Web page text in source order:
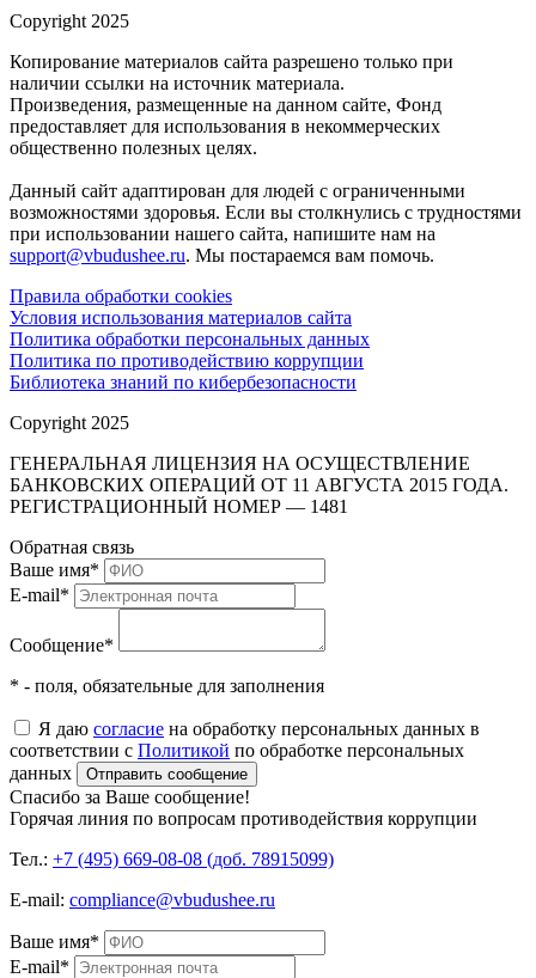
Copyright 2025
Копирование материалов сайта разрешено только при
наличии ссылки на источник материала.
Произведения, размещенные на данном сайте, Фонд
предоставляет для использования в некоммерческих
общественно полезных целях.
Данный сайт адаптирован для людей с ограниченными
возможностями здоровья. Если вы столкнулись с трудностями
при использовании нашего сайта, напишите нам на
support@vbudushee.ru. Мы постараемся вам помочь.
Правила обработки cookies
Условия использования материалов сайта
Политика обработки персональных данных
Политика по противодействию коррупции
Библиотека знаний по кибербезопасности
Copyright 2025
ГЕНЕРАЛЬНАЯ ЛИЦЕНЗИЯ НА ОСУЩЕСТВЛЕНИЕ
БАНКОВСКИХ ОПЕРАЦИЙ ОТ 11 АВГУСТА 2015 ГОДА.
РЕГИСТРАЦИОННЫЙ НОМЕР — 1481
Обратная связь
Ваше имя*
E-mail*
Сообщение*
* - поля, обязательные для заполнения
Я даю согласие на обработку персональных данных в
соответствии с Политикой по обработке персональных
данных
Отправить сообщение
Спасибо за Ваше сообщение!
Горячая линия по вопросам противодействия коррупции
Тел.: +7 (495) 669-08-08 (доб. 78915099)
E-mail: compliance@vbudushee.ru
Ваше имя*
E-mail*